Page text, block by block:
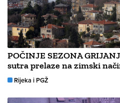
POČINJE SEZONA
sutra prelaze na zimski
Rijeka i PGŽ